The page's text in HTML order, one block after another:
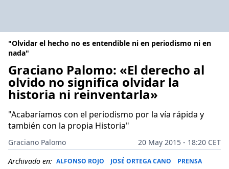
"Olvidar el hecho no es entendible ni en periodismo ni en
nada"
Graciano Palomo: «El derecho al
olvido no significa olvidar la
historia ni reinventarla»
"Acabaríamos con el periodismo por la vía rápida y
también con la propia Historia"
Graciano Palomo
20 May 2015 - 18:20 CET
Archivado en: ALFONSO ROJO JOSÉ ORTEGA CANO PRENSA